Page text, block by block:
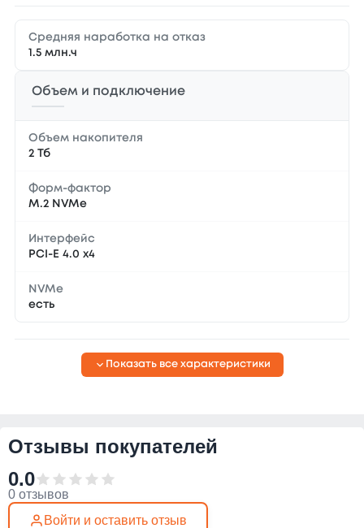
Средняя наработка на отказ
1.5 млн.ч
Объем и подключение
Объем накопителя
2 Тб
Форм-фактор
M.2 NVMe
Интерфейс
PCI-E 4.0 x4
NVMe
есть
Показать все характеристики
Отзывы покупателей
0.0
0 отзывов
Войти и оставить отзыв